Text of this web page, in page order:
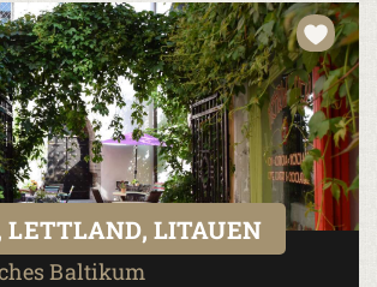
LETTLAND, LITAUEN
Baltikum